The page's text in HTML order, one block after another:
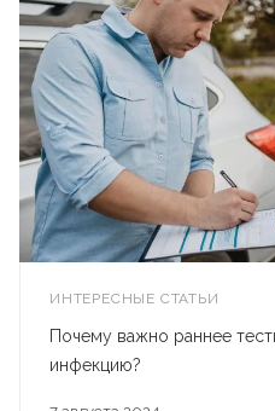
ИНТЕРЕСНЫЕ СТАТЬИ
Почему важно раннее
инфекцию?